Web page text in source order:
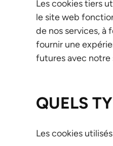
Les cookies tiers
le site web
de nos services, à
fournir une
futures avec notre
QUELS
Les cookies